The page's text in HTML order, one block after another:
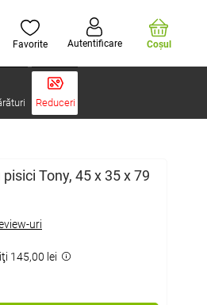
Favorite Autentificare Coşul
Reduceri
Tony, 45 x 35 x 79
uri
145,00 lei